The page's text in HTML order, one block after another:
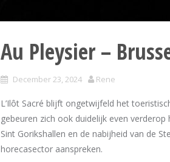
Au Pleysier –
December 23, 2024 Rene
L’Ilôt Sacré blijft ongetwijfeld het
gebeuren zich ook duidelijk even
Sint Gorikshallen en de nabijheid van de
horecasector aanspreken.